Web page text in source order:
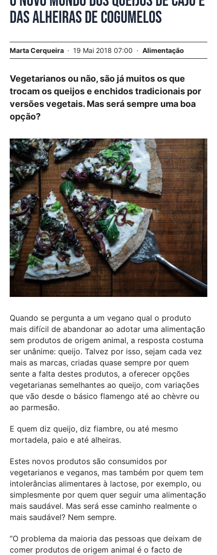
das alheiras de cogumelos
Marta Cerqueira 19 Mai 2018 07:00 Alimentação
Vegetarianos ou não, são já muitos os que
trocam os queijos e enchidos tradicionais por
versões vegetais. Mas será sempre uma boa
opção?
Quando se pergunta a um vegano qual o produto
mais difícil de abandonar ao adotar uma alimentação
sem produtos de origem animal, a resposta costuma
ser unânime: queijo. Talvez por isso, sejam cada vez
mais as marcas, criadas quase sempre por quem
sente a falta destes produtos, a oferecer opções
vegetarianas semelhantes ao queijo, com variações
que vão desde o básico flamengo até ao chèvre ou
ao parmesão.
E quem diz queijo, diz fiambre, ou até mesmo
mortadela, paio e até alheiras.
Estes novos produtos são consumidos por
vegetarianos e veganos, mas também por quem tem
intolerâncias alimentares à lactose, por exemplo, ou
simplesmente por quem quer seguir uma alimentação
mais saudável. Mas será esse caminho realmente o
mais saudável? Nem sempre.
“O problema da maioria das pessoas que deixam de
comer produtos de origem animal é o facto de